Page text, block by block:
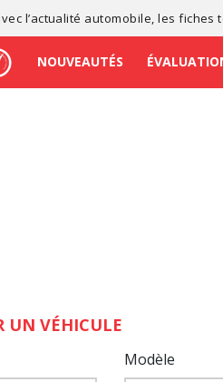
l’actualité automobile , lesfiches
NOUVEAUTÉS
UN VÉHICULE
Modèle